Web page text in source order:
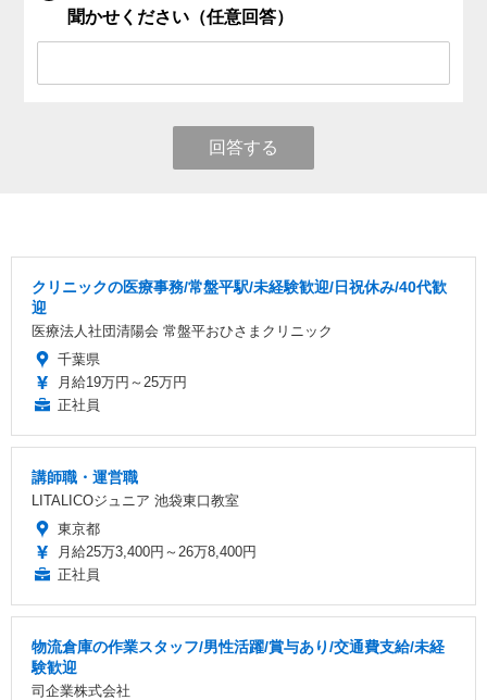
聞かせください（任意回答）
回答する
クリニックの医療事務/常盤平駅/未経験歓迎/日祝休み/40代歓
迎
医療法人社団清陽会 常盤平おひさまクリニック
千葉県
月給19万円～25万円
正社員
講師職・運営職
LITALICOジュニア 池袋東口教室
東京都
月給25万3,400円～26万8,400円
正社員
物流倉庫の作業スタッフ/男性活躍/賞与あり/交通費支給/未経
験歓迎
司企業株式会社